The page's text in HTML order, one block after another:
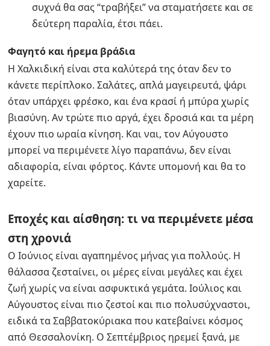
συχνά θα σας “τραβήξει” να σταματήσετε και σε
δεύτερη παραλία, έτσι πάει.
Φαγητό και ήρεμα βράδια
Η Χαλκιδική είναι στα καλύτερά της όταν δεν το
κάνετε περίπλοκο. Σαλάτες, απλά μαγειρευτά, ψάρι
όταν υπάρχει φρέσκο, και ένα κρασί ή μπύρα χωρίς
βιασύνη. Αν τρώτε πιο αργά, έχει δροσιά και τα μέρη
έχουν πιο ωραία κίνηση. Και ναι, τον Αύγουστο
μπορεί να περιμένετε λίγο παραπάνω, δεν είναι
αδιαφορία, είναι φόρτος. Κάντε υπομονή και θα το
χαρείτε.
Εποχές και αίσθηση: τι να περιμένετε μέσα
στη χρονιά
Ο Ιούνιος είναι αγαπημένος μήνας για πολλούς. Η
θάλασσα ζεσταίνει, οι μέρες είναι μεγάλες και έχει
ζωή χωρίς να είναι ασφυκτικά γεμάτα. Ιούλιος και
Αύγουστος είναι πιο ζεστοί και πιο πολυσύχναστοι,
ειδικά τα Σαββατοκύριακα που κατεβαίνει κόσμος
από Θεσσαλονίκη. Ο Σεπτέμβριος ηρεμεί ξανά, με